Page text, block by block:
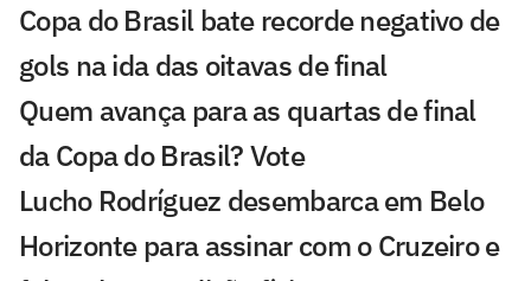
Copa do Brasil bate recorde negativo de
gols na ida das oitavas de final
Quem avança para as quartas de final
da Copa do Brasil? Vote
Lucho Rodríguez desembarca em Belo
Horizonte para assinar com o Cruzeiro e